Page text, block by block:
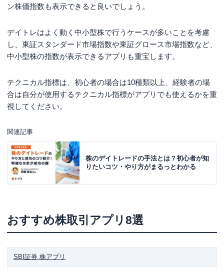
ン株価指数も表示できると良いでしょう。
デイトレはよく動く中小型株で行うケースが多いことを考慮
し、東証スタンダード市場指数や東証グロース市場指数など、
中小型株の指数が表示できるアプリも重宝します。
テクニカル指標は、初心者の場合は10種類以上、経験者の場
合は自分が使用するテクニカル指標がアプリでも使えるかを重
視してください。
関連記事
株のデイトレードの手法とは？初心者が知
りたいコツ・やり方がまるっとわかる
おすすめ株取引アプリ8選
SBI証券 株アプリ